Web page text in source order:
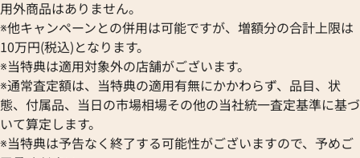
用外商品はありません。
※他キャンペーンとの併用は可能ですが、増額分の合計上限は
10万円(税込)となります。
※当特典は適用対象外の店舗がございます。
※通常査定額は、当特典の適用有無にかかわらず、品目、状
態、付属品、当日の市場相場その他の当社統一査定基準に基づ
いて算定します。
※当特典は予告なく終了する可能性がございますので、予めご